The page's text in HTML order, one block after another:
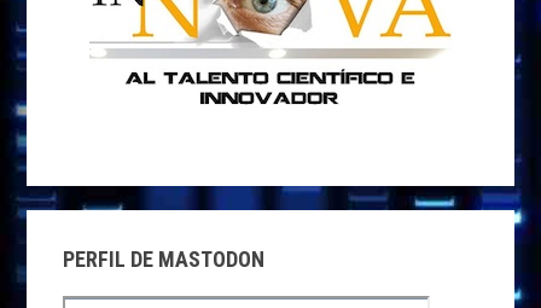
PERFIL DE MASTODON